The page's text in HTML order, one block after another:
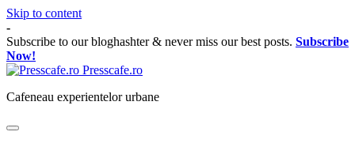
Skip to content
-
Subscribe to our bloghashter & never miss our best posts. Subscribe
Now!
Presscafe.ro
Cafeneau experientelor urbane